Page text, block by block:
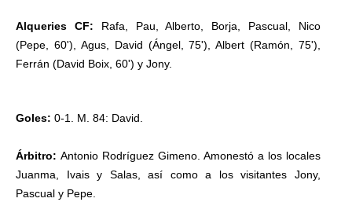
Alqueries CF: Rafa, Pau, Alberto, Borja, Pascual, Nico
(Pepe, 60'), Agus, David (Ángel, 75'), Albert (Ramón, 75'),
Ferrán (David Boix, 60') y Jony.
Goles: 0-1. M. 84: David.
Árbitro: Antonio Rodríguez Gimeno. Amonestó a los locales
Juanma, Ivais y Salas, así como a los visitantes Jony,
Pascual y Pepe.